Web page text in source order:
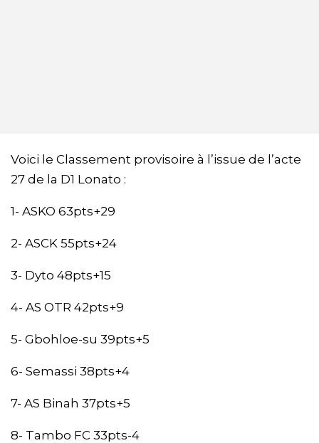
Voici le Classement provisoire à l’issue de l’acte
27 de la D1 Lonato :
1- ASKO 63pts+29
2- ASCK 55pts+24
3- Dyto 48pts+15
4- AS OTR 42pts+9
5- Gbohloe-su 39pts+5
6- Semassi 38pts+4
7- AS Binah 37pts+5
8- Tambo FC 33pts-4